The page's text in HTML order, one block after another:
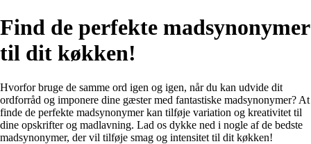
Find de perfekte madsynonymer
til dit køkken!
Hvorfor bruge de samme ord igen og igen, når du kan udvide dit
ordforråd og imponere dine gæster med fantastiske madsynonymer? At
finde de perfekte madsynonymer kan tilføje variation og kreativitet til
dine opskrifter og madlavning. Lad os dykke ned i nogle af de bedste
madsynonymer, der vil tilføje smag og intensitet til dit køkken!